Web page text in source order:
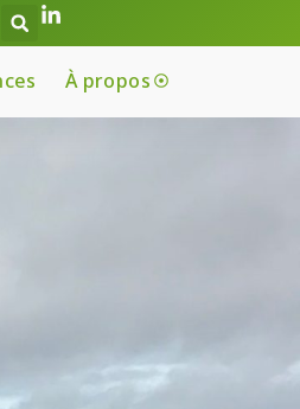
À propos